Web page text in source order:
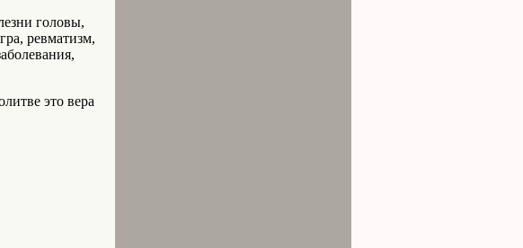
головы,
ревматизм,
это вера